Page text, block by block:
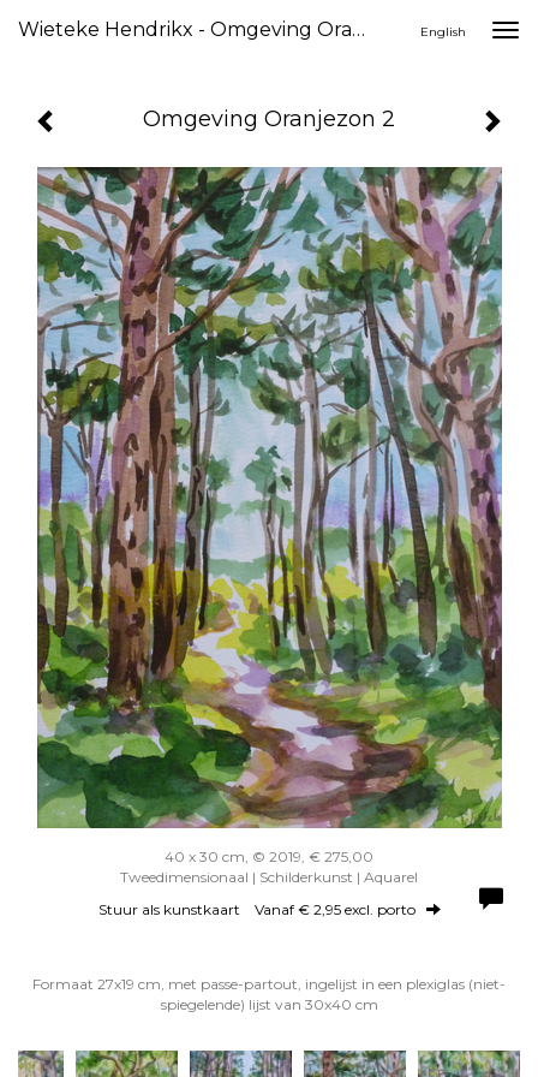
Wieteke Hendrikx - Omgeving Oranjezon 2 English
Omgeving Oranjezon 2
40 x 30 cm, © 2019, € 275,00
Tweedimensionaal | Schilderkunst | Aquarel
Stuur als kunstkaart Vanaf € 2,95 excl. porto
Formaat 27x19 cm, met passe-partout, ingelijst in een plexiglas (niet-
spiegelende) lijst van 30x40 cm